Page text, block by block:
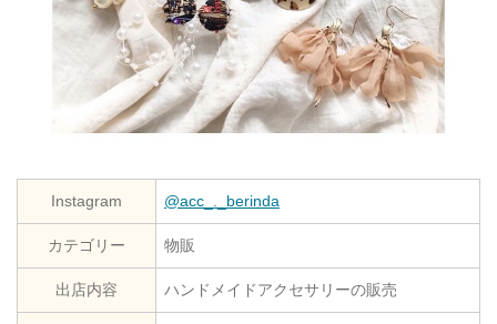
Instagram @acc_._berinda
カテゴリー 物販
出店内容 ハンドメイドアクセサリーの販売